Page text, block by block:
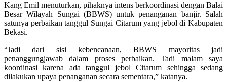
Kang Emil menuturkan, pihaknya intens berkoordinasi dengan Balai
Besar Wilayah Sungai (BBWS) untuk penanganan banjir. Salah
satunya perbaikan tanggul Sungai Citarum yang jebol di Kabupaten
Bekasi.
“Jadi dari sisi kebencanaan, BBWS mayoritas jadi
penanggungjawab dalam proses perbaikan. Tadi malam saya
koordinasi karena ada tanggul jebol Citarum sehingga sedang
dilakukan upaya penanganan secara sementara,” katanya.